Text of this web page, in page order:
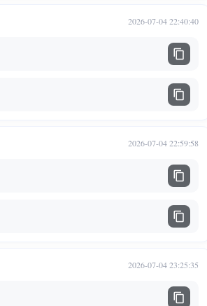
2026-07-04 22:40:40
2026-07-04 22:59:58
2026-07-04 23:25:35